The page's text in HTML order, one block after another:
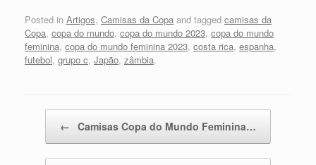
Posted in Artigos, Camisas da Copa and tagged camisas da
Copa, copa do mundo, copa do mundo 2023, copa do mundo
feminina, copa do mundo feminina 2023, costa rica, espanha,
futebol, grupo c, Japão, zâmbia.
← Camisas Copa do Mundo Feminina…